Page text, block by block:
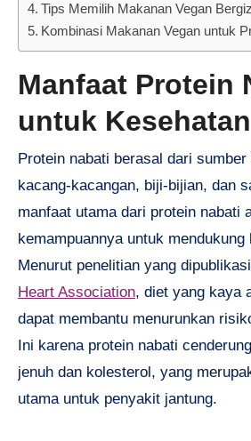
Tips Memilih Makanan Vegan
Kombinasi Makanan Vegan untuk
Manfaat Protein
untuk Kesehatan
Protein nabati berasal dari
kacang-kacangan, biji-bijian, dan
manfaat utama dari protein nabati
kemampuannya untuk mendukung
Menurut penelitian yang
Heart Association, diet yang kaya
dapat membantu menurunkan
Ini karena protein nabati
jenuh dan kolesterol, yang
utama untuk penyakit jantung.